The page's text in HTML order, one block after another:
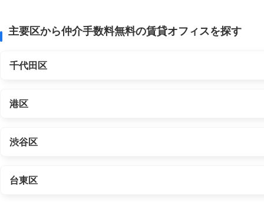
主要区から仲介手数料無料の賃貸オフィスを探す
千代田区
港区
渋谷区
台東区